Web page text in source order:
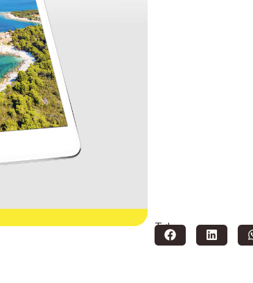
Teilen: